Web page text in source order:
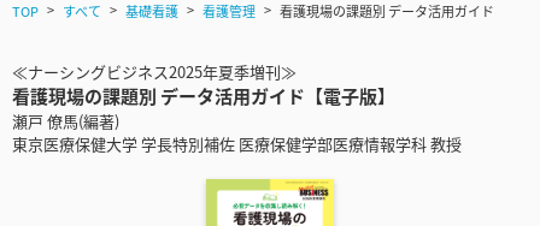
TOP すべて 基礎看護 看護管理 看護現場の課題別 データ活用ガイド
≪ナーシングビジネス2025年夏季増刊≫
看護現場の課題別 データ活用ガイド【電子版】
瀬戸 僚馬(編著)
東京医療保健大学 学長特別補佐 医療保健学部医療情報学科 教授